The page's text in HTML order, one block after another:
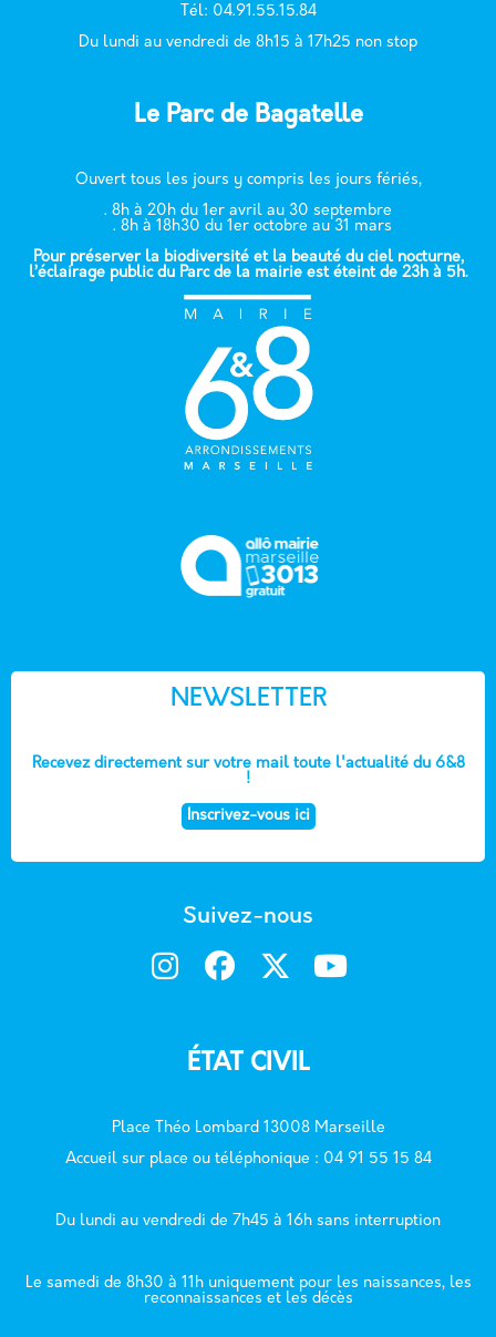
Tél: 04.91.55.15.84
Du lundi au vendredi de 8h15 à 17h25 non stop
Le Parc de Bagatelle
Ouvert tous les jours y compris les jours fériés,
. 8h à 20h du 1er avril au 30 septembre
. 8h à 18h30 du 1er octobre au 31 mars
Pour préserver la biodiversité et la beauté du ciel nocturne,
l’éclairage public du Parc de la mairie est éteint de 23h à 5h.
NEWSLETTER
Recevez directement sur votre mail toute l'actualité du 6&8
!
Inscrivez-vous ici
Suivez-nous
ÉTAT CIVIL
Place Théo Lombard 13008 Marseille
Accueil sur place ou téléphonique : 04 91 55 15 84
Du lundi au vendredi de 7h45 à 16h sans interruption
Le samedi de 8h30 à 11h uniquement pour les naissances, les
reconnaissances et les décès